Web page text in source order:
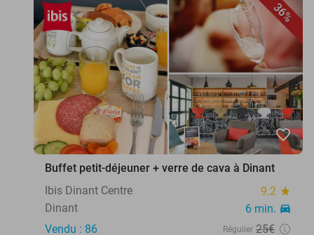
36%
favorite_border
Buffet petit-déjeuner + verre de cava à Dinant
Ibis Dinant Centre
9.2 star
Dinant 6 min. directions_car
Vendu : 86 Régulier 25€